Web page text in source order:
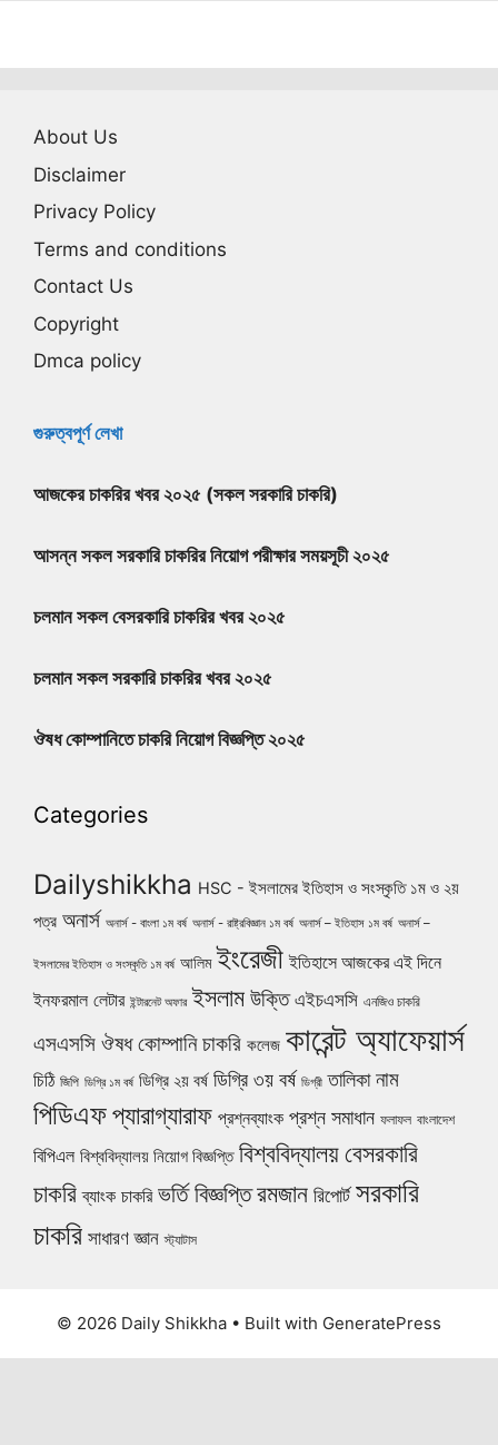
About Us
Disclaimer
Privacy Policy
Terms and conditions
Contact Us
Copyright
Dmca policy
গুরুত্বপূর্ণ লেখা
আজকের চাকরির খবর ২০২৫ (সকল সরকারি চাকরি)
আসন্ন সকল সরকারি চাকরির নিয়োগ পরীক্ষার সময়সূচী ২০২৫
চলমান সকল বেসরকারি চাকরির খবর ২০২৫
চলমান সকল সরকারি চাকরির খবর ২০২৫
ঔষধ কোম্পানিতে চাকরি নিয়োগ বিজ্ঞপ্তি ২০২৫
Categories
Dailyshikkha HSC - ইসলামের ইতিহাস ও সংস্কৃতি ১ম ও ২য়
পত্র অনার্স অনার্স - বাংলা ১ম বর্ষ অনার্স - রাষ্ট্রবিজ্ঞান ১ম বর্ষ অনার্স – ইতিহাস ১ম বর্ষ অনার্স –
ইসলামের ইতিহাস ও সংস্কৃতি ১ম বর্ষ আলিম ইংরেজী ইতিহাসে আজকের এই দিনে
ইনফরমাল লেটার ইন্টারনেট অফার ইসলাম উক্তি এইচএসসি এনজিও চাকরি
এসএসসি ঔষধ কোম্পানি চাকরি কলেজ কারেন্ট অ্যাফেয়ার্স
চিঠি জিপি ডিগ্রি ১ম বর্ষ ডিগ্রি ২য় বর্ষ ডিগ্রি ৩য় বর্ষ ডিগ্রী তালিকা নাম
পিডিএফপ্যারাগ্যারাফ প্রশ্নব্যাংক প্রশ্ন সমাধান ফলাফল বাংলাদেশ
বিপিএল বিশ্ববিদ্যালয় নিয়োগ বিজ্ঞপ্তি বিশ্ববিদ্যালয়বেসরকারি
চাকরি ব্যাংক চাকরি ভর্তি বিজ্ঞপ্তিরমজান রিপোর্ট সরকারি
চাকরি সাধারণ জ্ঞান স্ট্যাটাস
© 2026 Daily Shikkha • Built with GeneratePress